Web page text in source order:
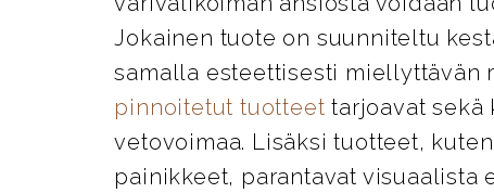
Jokainen tuote on suunniteltu
samalla esteettisesti miellyttävän
pinnoitetut tuotteet tarjoavat sekä
vetovoimaa. Lisäksi tuotteet,
painikkeet, parantavat visuaalista